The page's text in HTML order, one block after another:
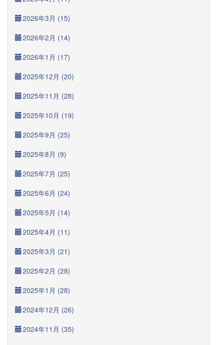
2026年3月 (15)
2026年2月 (14)
2026年1月 (17)
2025年12月 (20)
2025年11月 (28)
2025年10月 (19)
2025年9月 (25)
2025年8月 (9)
2025年7月 (25)
2025年6月 (24)
2025年5月 (14)
2025年4月 (11)
2025年3月 (21)
2025年2月 (28)
2025年1月 (28)
2024年12月 (26)
2024年11月 (35)